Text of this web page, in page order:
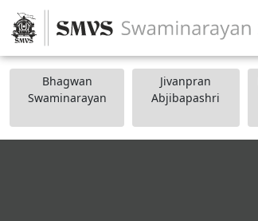
Bhagwan
Swaminarayan
Jivanpran
Abjibapashri